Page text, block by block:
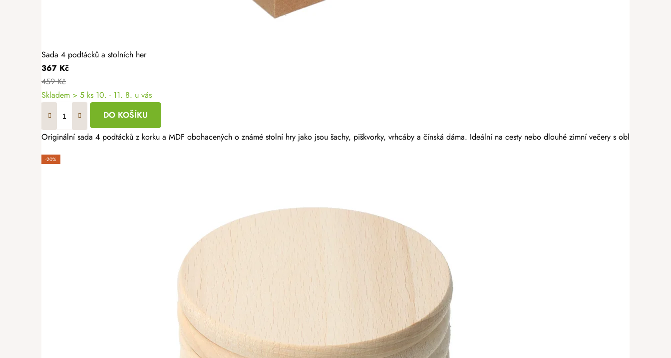
Sada 4 podtácků a stolních her
367 Kč
459 Kč
Skladem > 5 ks 10. - 11. 8. u vás
DO KOŠÍKU
Originální sada 4 podtácků z korku a MDF obohacených o známé stolní hry jako jsou šachy, piškvorky, vrhcáby a čínská dáma. Ideální na cesty nebo dlouhé zimní večery s oblíbeným
-20%